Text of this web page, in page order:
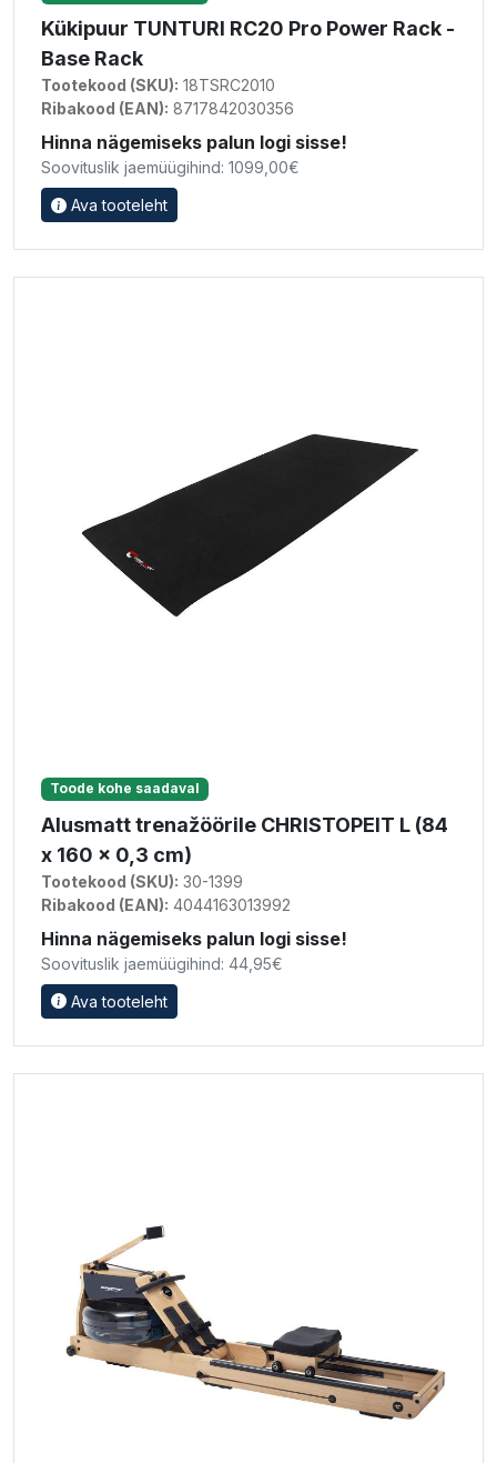
Kükipuur TUNTURI RC20 Pro Power Rack -
Base Rack
Tootekood (SKU): 18TSRC2010
Ribakood (EAN): 8717842030356
Hinna nägemiseks palun logi sisse!
Soovituslik jaemüügihind: 1099,00€
Ava tooteleht
Toode kohe saadaval
Alusmatt trenažöörile CHRISTOPEIT L (84
x 160 x 0,3 cm)
Tootekood (SKU): 30-1399
Ribakood (EAN): 4044163013992
Hinna nägemiseks palun logi sisse!
Soovituslik jaemüügihind: 44,95€
Ava tooteleht